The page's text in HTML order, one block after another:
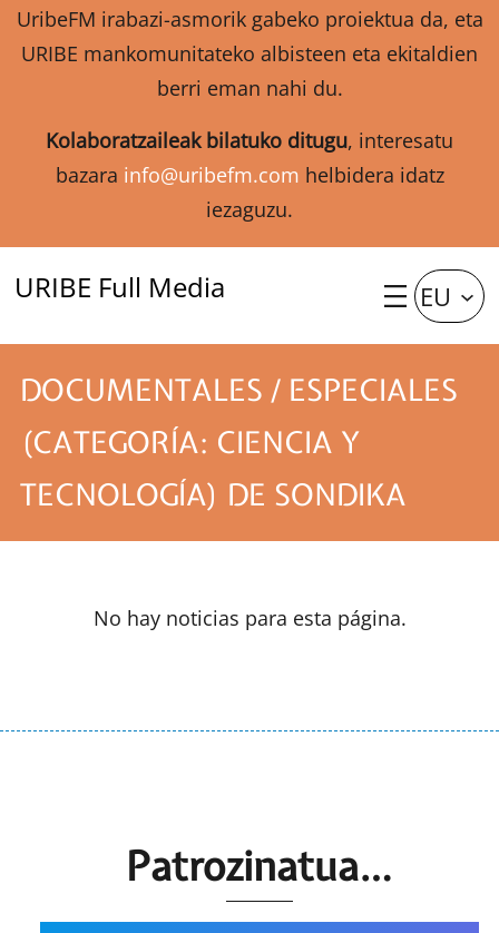
UribeFM irabazi-asmorik gabeko proiektua da, eta
URIBE mankomunitateko albisteen eta ekitaldien
berri eman nahi du.
Kolaboratzaileak bilatuko ditugu, interesatu
bazara info@uribefm.com helbidera idatz
iezaguzu.
URIBE Full Media EU
DOCUMENTALES / ESPECIALES
(CATEGORÍA: CIENCIA Y
TECNOLOGÍA) DE SONDIKA
No hay noticias para esta página.
Patrozinatua…